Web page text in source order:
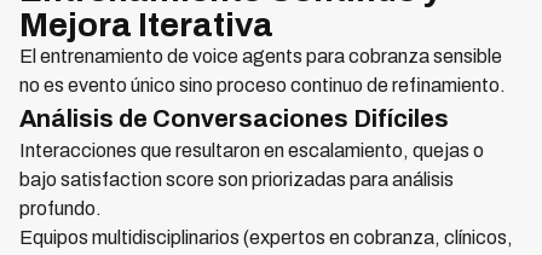
Mejora Iterativa
El entrenamiento de voice agents para cobranza sensible
no es evento único sino proceso continuo de refinamiento.
Análisis de Conversaciones Difíciles
Interacciones que resultaron en escalamiento, quejas o
bajo satisfaction score son priorizadas para análisis
profundo.
Equipos multidisciplinarios (expertos en cobranza, clínicos,